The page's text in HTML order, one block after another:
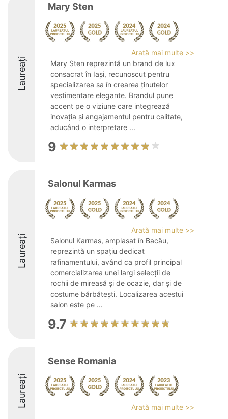
Laureați
Mary Sten
Arată mai multe >>
Mary Sten reprezintă un brand de lux
consacrat în Iași, recunoscut pentru
specializarea sa în crearea ținutelor
vestimentare elegante. Brandul pune
accent pe o viziune care integrează
inovația și angajamentul pentru calitate,
aducând o interpretare ...
9
Laureați
Salonul Karmas
Arată mai multe >>
Salonul Karmas, amplasat în Bacău,
reprezintă un spațiu dedicat
rafinamentului, având ca profil principal
comercializarea unei largi selecții de
rochii de mireasă și de ocazie, dar și de
costume bărbătești. Localizarea acestui
salon este pe ...
9.7
Laureați
Sense Romania
Arată mai multe >>